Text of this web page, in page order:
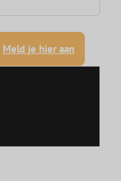
Meld je hier aan